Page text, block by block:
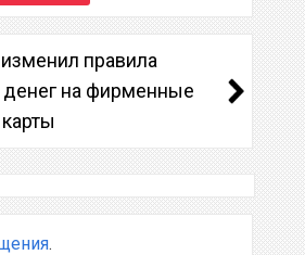
правила
денег на фирменные
.